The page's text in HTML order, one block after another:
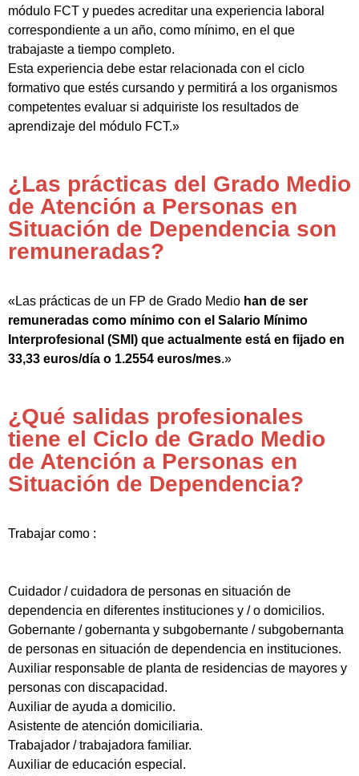
módulo FCT y puedes acreditar una experiencia laboral
correspondiente a un año, como mínimo, en el que
trabajaste a tiempo completo.
Esta experiencia debe estar relacionada con el ciclo
formativo que estés cursando y permitirá a los organismos
competentes evaluar si adquiriste los resultados de
aprendizaje del módulo FCT.»
¿Las prácticas del Grado Medio
de Atención a Personas en
Situación de Dependencia son
remuneradas?
«Las prácticas de un FP de Grado Medio han de ser
remuneradas como mínimo con el Salario Mínimo
Interprofesional (SMI) que actualmente está en fijado en
33,33 euros/día o 1.2554 euros/mes.»
¿Qué salidas profesionales
tiene el Ciclo de Grado Medio
de Atención a Personas en
Situación de Dependencia?
Trabajar como :
Cuidador / cuidadora de personas en situación de
dependencia en diferentes instituciones y / o domicilios.
Gobernante / gobernanta y subgobernante / subgobernanta
de personas en situación de dependencia en instituciones.
Auxiliar responsable de planta de residencias de mayores y
personas con discapacidad.
Auxiliar de ayuda a domicilio.
Asistente de atención domiciliaria.
Trabajador / trabajadora familiar.
Auxiliar de educación especial.